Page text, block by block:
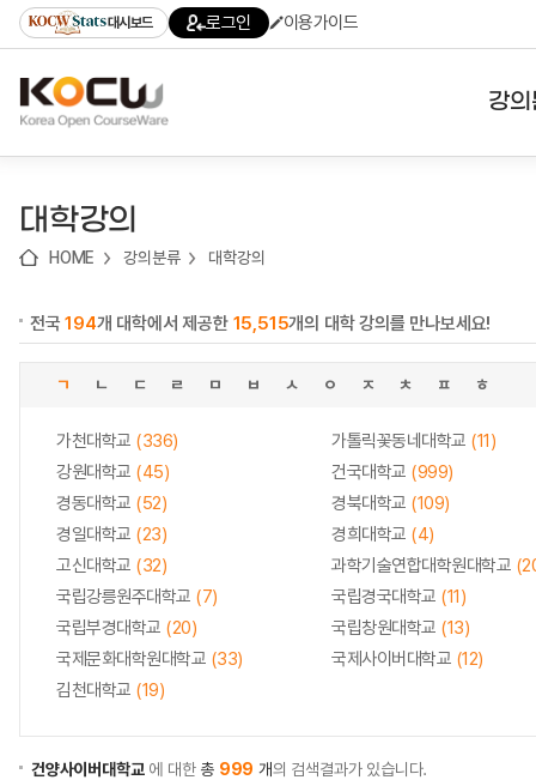
기
기
기
content)
가
대시보드 로그인 이용가이드
강
대학강의
HOME 강의분류 대학강의
전국194개 대학에서 제공한 15,515개의 대학 강의를 만나보세요!
ㄱ ㄴ ㄷ ㄹ ㅁ ㅂ ㅅ ㅇ ㅈ ㅊ ㅍ ㅎ
가천대학교 (336) 가톨릭꽃동네대학교 (11)
강원대학교 (45) 건국대학교 (999)
경동대학교 (52) 경북대학교 (109)
경일대학교 (23) 경희대학교 (4)
고신대학교 (32) 과학기술연합대학원대학교
국립강릉원주대학교 (7) 국립경국대학교 (11)
국립부경대학교 (20) 국립창원대학교 (13)
국제문화대학원대학교 (33) 국제사이버대학교 (12)
김천대학교 (19)
건양사이버대학교에 대한총 999 개의 검색결과가 있습니다.